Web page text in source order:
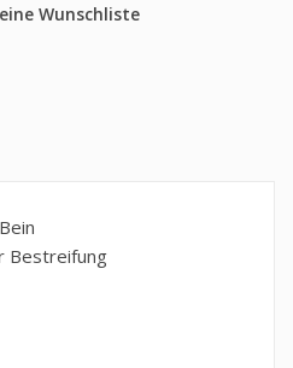
Wunschliste
Bestreifung